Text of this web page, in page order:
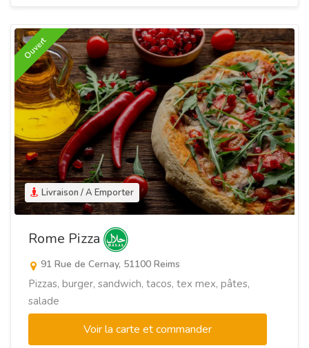
Livraison / A Emporter
Ouvert
Rome Pizza
91 Rue de Cernay, 51100 Reims
Pizzas, burger, sandwich, tacos, tex mex, pâtes,
salade
Voir la carte et commander